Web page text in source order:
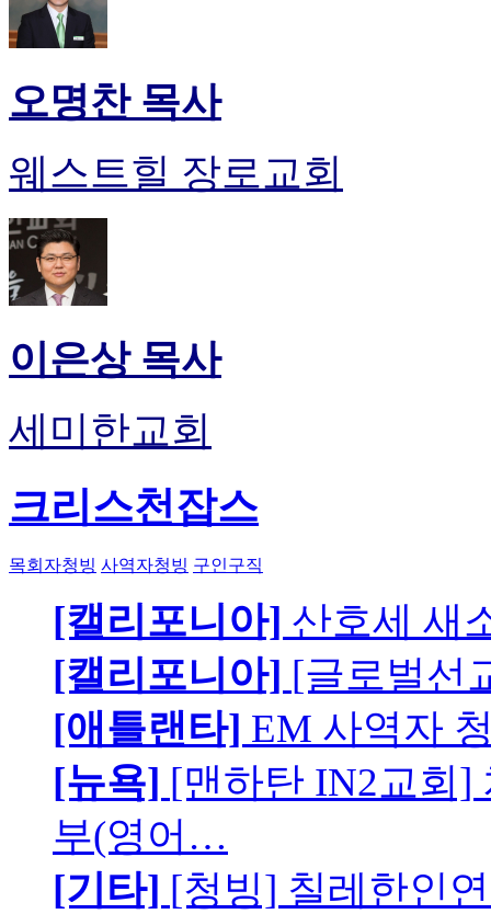
오명찬 목사
웨스트힐 장로교회
이은상 목사
세미한교회
크리스천잡스
목회자청빙 사역자청빙 구인구직
[캘리포니아] 산호세 새
[캘리포니아] [글로벌선
[애틀랜타] EM 사역자
[뉴욕] [맨하탄 IN2교회]
부(영어…
[기타] [청빙] 칠레한인